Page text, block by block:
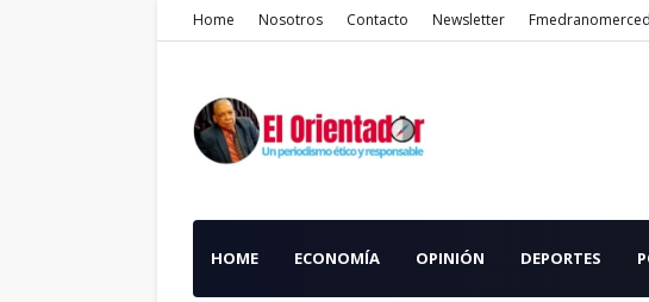
Home Nosotros Contacto Newsletter
HOME ECONOMÍA OPINIÓN DEPORTES